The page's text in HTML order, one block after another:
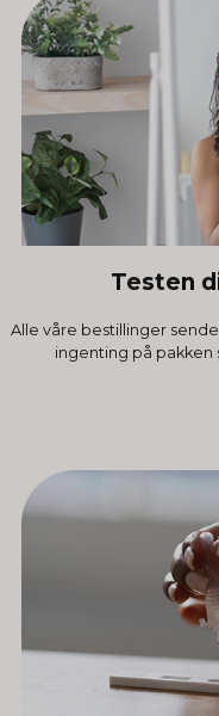
Testen
Alle våre bestillinger
ingenting på pakken